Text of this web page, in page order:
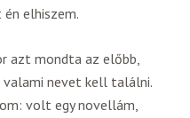
elhiszem.
azt mondta az előbb,
valami nevet kell találni.
volt egy novellám,